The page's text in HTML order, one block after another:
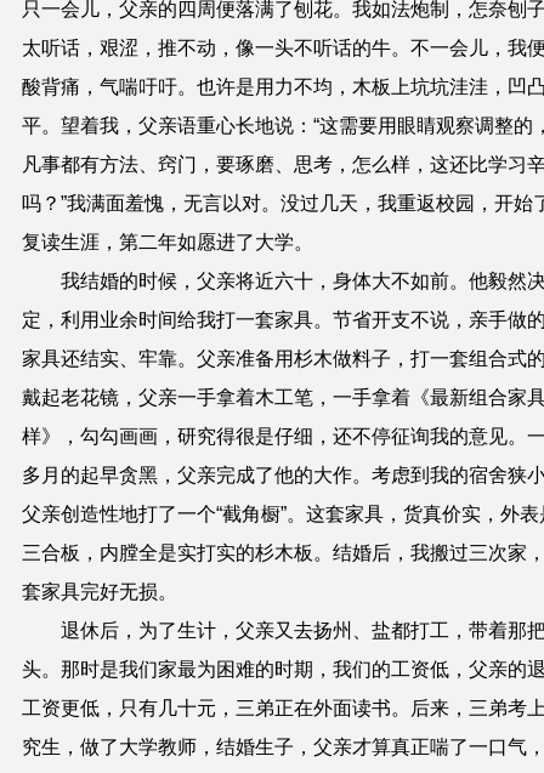
只一会儿，父亲的四周便落满了刨花。我如法炮制，怎奈刨
太听话，艰涩，推不动，像一头不听话的牛。不一会儿，我
酸背痛，气喘吁吁。也许是用力不均，木板上坑坑洼洼，凹
平。望着我，父亲语重心长地说：“这需要用眼睛观察调整的
凡事都有方法、窍门，要琢磨、思考，怎么样，这还比学习
吗？”我满面羞愧，无言以对。没过几天，我重返校园，开始
复读生涯，第二年如愿进了大学。
我结婚的时候，父亲将近六十，身体大不如前。他毅然
定，利用业余时间给我打一套家具。节省开支不说，亲手做
家具还结实、牢靠。父亲准备用杉木做料子，打一套组合式
戴起老花镜，父亲一手拿着木工笔，一手拿着《最新组合家
样》，勾勾画画，研究得很是仔细，还不停征询我的意见。
多月的起早贪黑，父亲完成了他的大作。考虑到我的宿舍狭
父亲创造性地打了一个“截角橱”。这套家具，货真价实，外表
三合板，内膛全是实打实的杉木板。结婚后，我搬过三次家
套家具完好无损。
退休后，为了生计，父亲又去扬州、盐都打工，带着那
头。那时是我们家最为困难的时期，我们的工资低，父亲的
工资更低，只有几十元，三弟正在外面读书。后来，三弟考
究生，做了大学教师，结婚生子，父亲才算真正喘了一口气